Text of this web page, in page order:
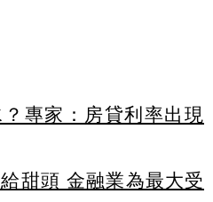
專家：房貸利率出現
甜頭 金融業為最大受